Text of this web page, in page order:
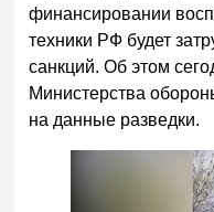
финансировании
техники РФ будет
санкций. Об этом
Министерства
на данные разведки.